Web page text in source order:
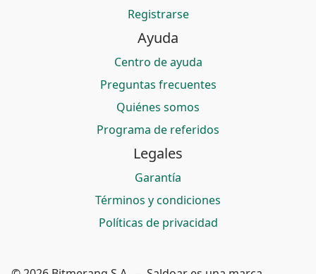
Registrarse
Ayuda
Centro de ayuda
Preguntas frecuentes
Quiénes somos
Programa de referidos
Legales
Garantía
Términos y condiciones
Políticas de privacidad